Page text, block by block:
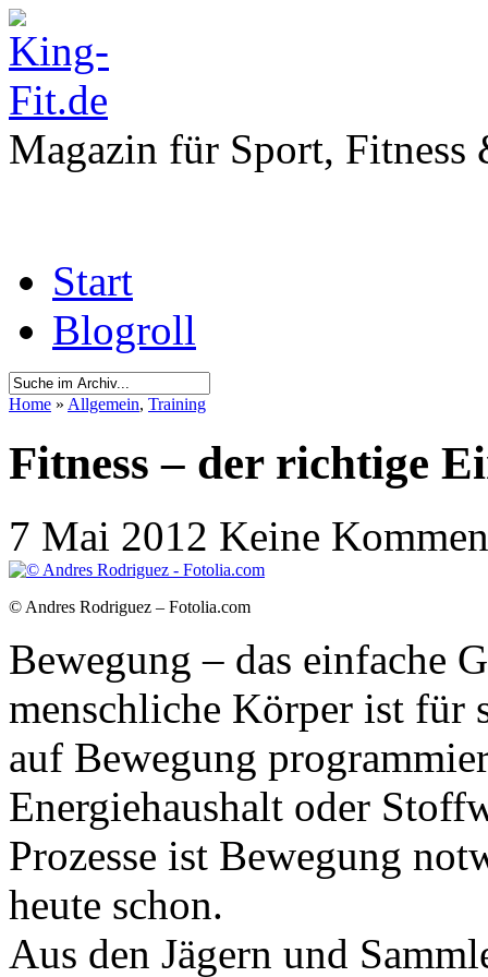
Magazin für Sport, Fitness
Start
Blogroll
Home » Allgemein, Training
Fitness – der richtige
7 Mai 2012 Keine
© Andres Rodriguez – Fotolia.com
Bewegung – das einfache
menschliche Körper ist für
auf Bewegung
Energiehaushalt oder
Prozesse ist Bewegung
heute schon.
Aus den Jägern und